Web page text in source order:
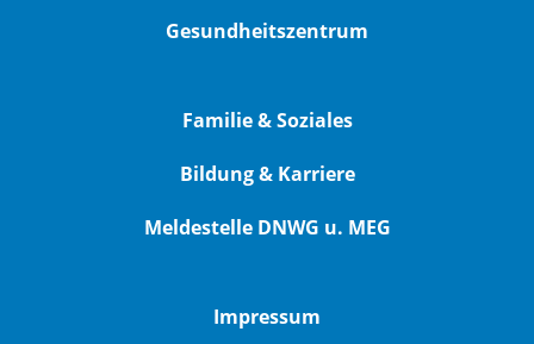
Gesundheitszentrum
Familie & Soziales
Bildung & Karriere
Meldestelle DNWG u. MEG
Impressum